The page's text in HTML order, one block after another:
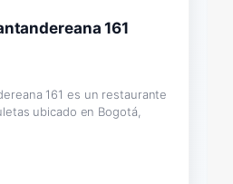
161
161 es un restaurante
ubicado en Bogotá,